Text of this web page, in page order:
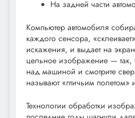
На задней части
Компьютер автомобиля
каждого сенсора,
искажения, и выдает на
цельное изображение — так,
над машиной и смотрите
называют «птичьим
Технологии обработки